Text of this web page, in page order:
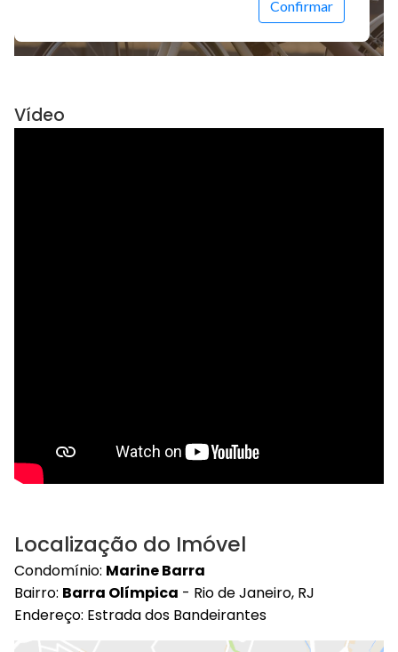
Vídeo
Localização do Imóvel
Condomínio: Marine Barra
Bairro: Barra Olímpica - Rio de Janeiro, RJ
Endereço: Estrada dos Bandeirantes